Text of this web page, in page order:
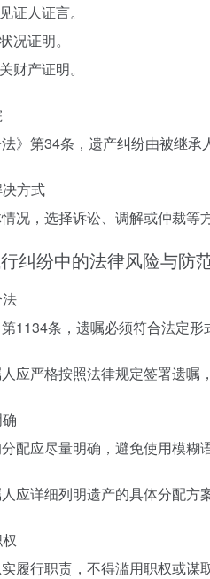
证人证言。
况证明。
财产证明。
》第34条，遗产纠纷由被继承
方式
况，选择诉讼、调解或仲裁等
纠纷中的法律风险与防
1134条，遗嘱必须符合法定
应严格按照法律规定签署遗嘱
配应尽量明确，避免使用模糊语
应详细列明遗产的具体分配方
履行职责，不得滥用职权或谋